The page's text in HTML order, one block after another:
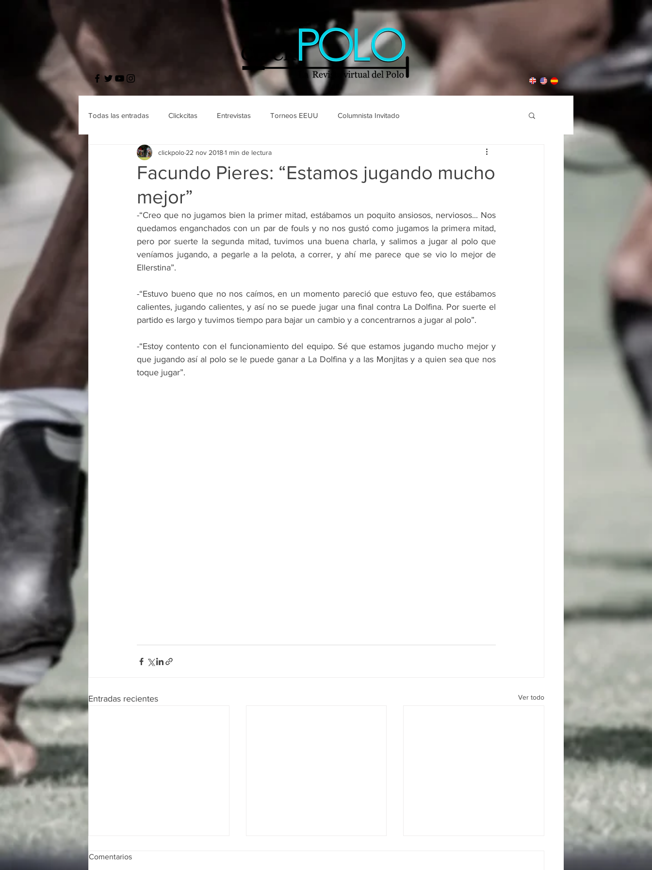
Todas las entradas Clickcitas Entrevistas Torneos EEUU Columnista Invitado
Facundo Pieres: “Estamos jugando mucho
mejor”
clickpolo 22 nov 20181 min de lectura
-“Creo que no jugamos bien la primer mitad, estábamos un poquito ansiosos, nerviosos... Nos
quedamos enganchados con un par de fouls y no nos gustó como jugamos la primera mitad,
pero por suerte la segunda mitad, tuvimos una buena charla, y salimos a jugar al polo que
veníamos jugando, a pegarle a la pelota, a correr, y ahí me parece que se vio lo mejor de
Ellerstina”.
-“Estuvo bueno que no nos caímos, en un momento pareció que estuvo feo, que estábamos
calientes, jugando calientes, y así no se puede jugar una final contra La Dolfina. Por suerte el
partido es largo y tuvimos tiempo para bajar un cambio y a concentrarnos a jugar al polo”.
-“Estoy contento con el funcionamiento del equipo. Sé que estamos jugando mucho mejor y
que jugando así al polo se le puede ganar a La Dolfina y a las Monjitas y a quien sea que nos
toque jugar”.
Entradas recientes Ver todo
Comentarios